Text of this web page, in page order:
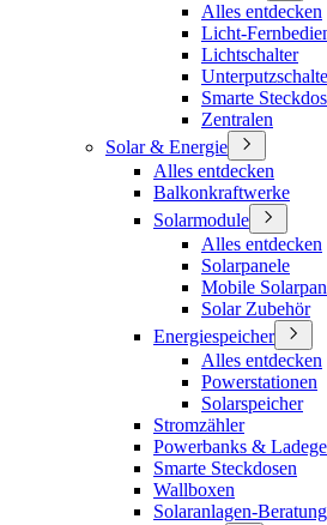
Alles entdecken
Licht-
Lichtschalter
Smarte
Zentralen
Solar & Energie
Alles entdecken
Balkonkraftwerke
Solarmodule
Alles entdecken
Solarpanele
Mobile
Solar Zubehör
Energiespeicher
Alles entdecken
Powerstationen
Solarspeicher
Stromzähler
Powerbanks &
Smarte Steckdosen
Wallboxen
Solaranlagen-Beratung